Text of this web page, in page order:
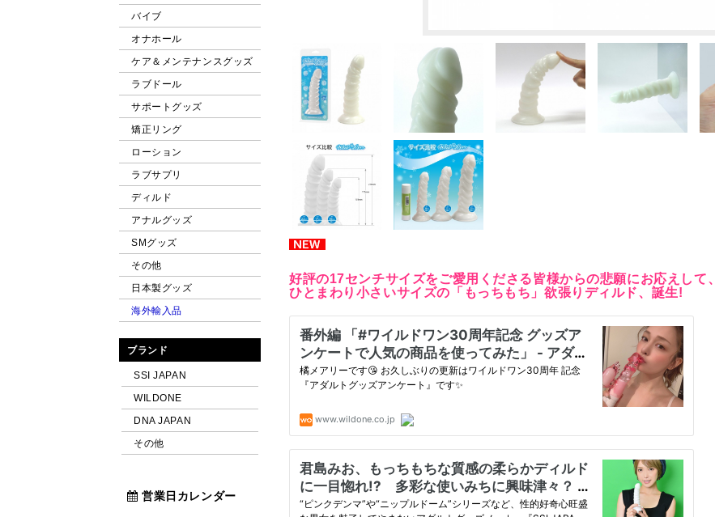
バイブ
オナホール
ケア＆メンテナンスグッズ
ラブドール
サポートグッズ
矯正リング
ローション
ラブサプリ
ディルド
アナルグッズ
SMグッズ
その他
日本製グッズ
海外輸入品
ブランド
SSI JAPAN
WILDONE
DNA JAPAN
その他
営業日カレンダー
好評の17センチサイズをご愛用くださる皆様からの悲願にお応えして、
ひとまわり小さいサイズの「もっちもち」欲張りディルド、誕生!